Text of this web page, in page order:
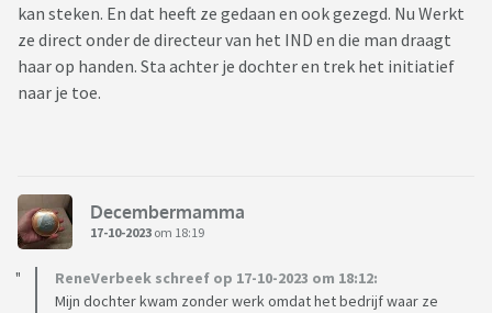
kan steken. En dat heeft ze gedaan en ook gezegd. Nu Werkt
ze direct onder de directeur van het IND en die man draagt
haar op handen. Sta achter je dochter en trek het initiatief
naar je toe.
Decembermamma
17-10-2023 om 18:19
ReneVerbeek schreef op 17-10-2023 om 18:12:
Mijn dochter kwam zonder werk omdat het bedrijf waar ze